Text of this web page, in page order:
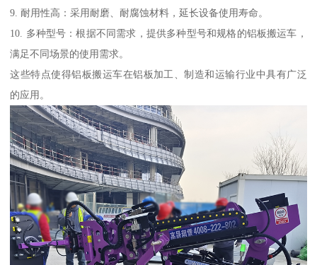
9. 耐用性高：采用耐磨、耐腐蚀材料，延长设备使用寿命。
10. 多种型号：根据不同需求，提供多种型号和规格的铝板搬运车，
满足不同场景的使用需求。
这些特点使得铝板搬运车在铝板加工、制造和运输行业中具有广泛
的应用。